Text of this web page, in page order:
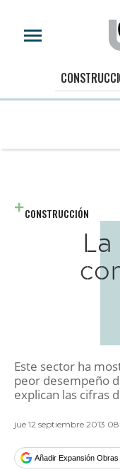
CONSTRUCCIÓN
Este sector ha
peor desempeño
explican las cifras
jue 12 septiembre 2013
Añadir Expansión